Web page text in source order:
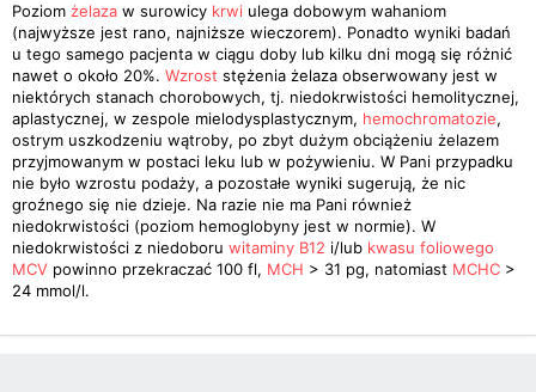
Poziom żelaza w surowicy krwi ulega dobowym wahaniom
(najwyższe jest rano, najniższe wieczorem). Ponadto wyniki badań
u tego samego pacjenta w ciągu doby lub kilku dni mogą się różnić
nawet o około 20%. Wzrost stężenia żelaza obserwowany jest w
niektórych stanach chorobowych, tj. niedokrwistości hemolitycznej,
aplastycznej, w zespole mielodysplastycznym, hemochromatozie,
ostrym uszkodzeniu wątroby, po zbyt dużym obciążeniu żelazem
przyjmowanym w postaci leku lub w pożywieniu. W Pani przypadku
nie było wzrostu podaży, a pozostałe wyniki sugerują, że nic
groźnego się nie dzieje. Na razie nie ma Pani również
niedokrwistości (poziom hemoglobyny jest w normie). W
niedokrwistości z niedoboru witaminy B12 i/lub kwasu foliowego
MCV powinno przekraczać 100 fl, MCH > 31 pg, natomiast MCHC >
24 mmol/l.